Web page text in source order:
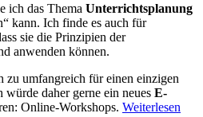
ich das Thema Unterrichtsplanung
kann. Ich finde es auch für
sie die Prinzipien der
anwenden können.
zu umfangreich für einen einzigen
daher gerne ein neues E-
Online-Workshops. Weiterlesen